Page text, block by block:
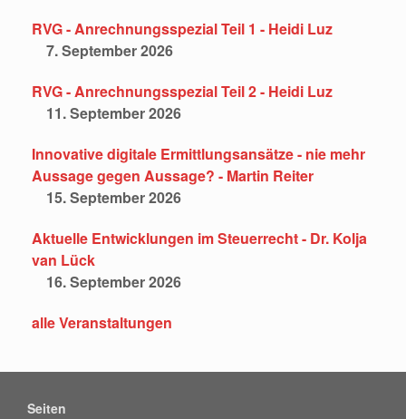
RVG - Anrechnungsspezial Teil 1 - Heidi Luz
7. September 2026
RVG - Anrechnungsspezial Teil 2 - Heidi Luz
11. September 2026
Innovative digitale Ermittlungsansätze - nie mehr
Aussage gegen Aussage? - Martin Reiter
15. September 2026
Aktuelle Entwicklungen im Steuerrecht - Dr. Kolja
van Lück
16. September 2026
alle Veranstaltungen
Seiten